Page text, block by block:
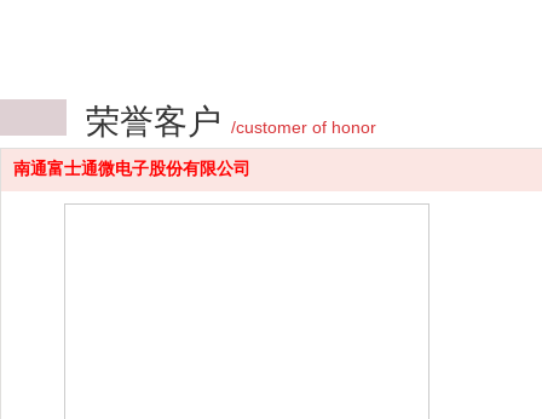
南通富士通微电子股份有限公司
荣誉客户 /customer of honor